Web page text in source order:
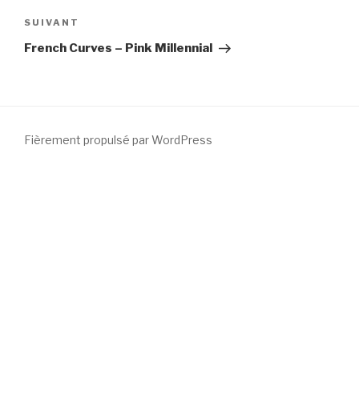
Article
suivant
SUIVANT
French Curves – Pink Millennial
Fièrement propulsé par WordPress